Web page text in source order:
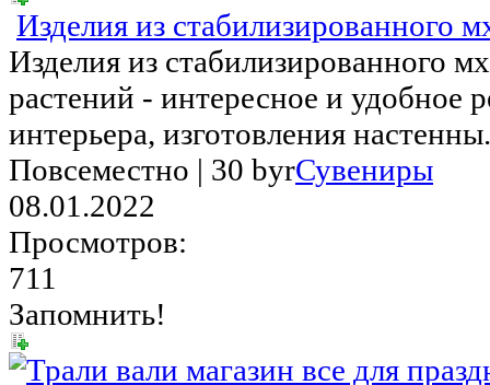
Изделия из стабилизированного
Изделия из стабилизированного
растений - интересное и удобное
интерьера, изготовления
Повсеместно | 30 byrСувениры
08.01.2022
Просмотров:
711
Запомнить!